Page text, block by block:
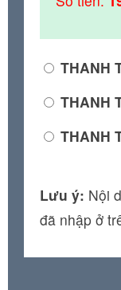
THANH
THANH
THANH
Lưu ý: Nội
đã nhập ở